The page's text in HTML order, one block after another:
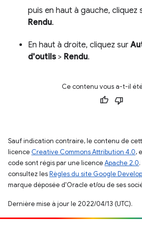
puis en haut à gauche, cliquez
Rendu.
En haut à droite, cliquez sur
d'outils> Rendu.
Ce contenu vous a-t-il
Sauf indication contraire, le contenu de
licence Creative Commons Attribution 4.0,
code sont régis par une licenceApache 2.0
consultez lesRègles du site Google
marque déposée d'Oracle et/ou de ses
Dernière mise à jour le 2022/04/13 (UTC).